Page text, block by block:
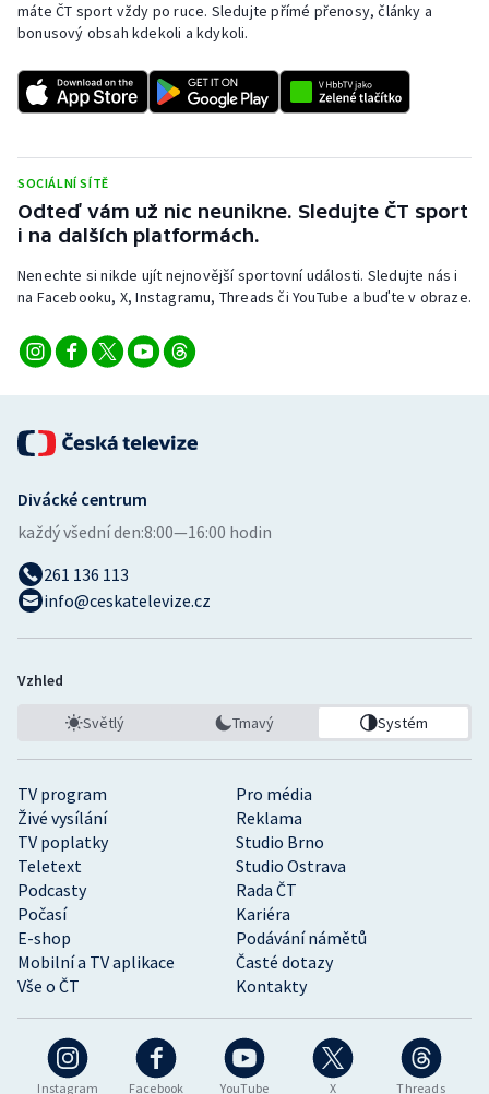
Short track
Sportovní střelba
Triatlon
Veslování
Vodní slalom
Volejbal
Ostatní
máte ČT sport vždy po ruce. Sledujte přímé přenosy, články a
bonusový obsah kdekoli a kdykoli.
SOCIÁLNÍ SÍTĚ
Odteď vám už nic neunikne. Sledujte ČT sport
i na dalších platformách.
Nenechte si nikde ujít nejnovější sportovní události. Sledujte nás i
na Facebooku, X, Instagramu, Threads či YouTube a buďte v obraze.
Instagram Facebook YouTube X Threads
TV program
Pro média
Živé vysílání
Reklama
TV poplatky
Studio Brno
Teletext
Studio Ostrava
Podcasty
Rada ČT
Počasí
Kariéra
E-shop
Podávání námětů
Mobilní a TV aplikace
Časté dotazy
Vše o ČT
Kontakty
Divácké centrum
každý všední den:8:00—16:00 hodin
261 136 113
info@ceskatelevize.cz
Vzhled
Světlý Tmavý Systém